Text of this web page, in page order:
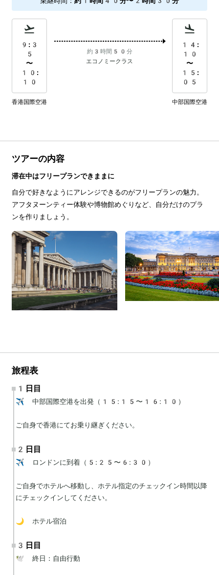
9:3
5
〜
10:
10
約3時間50分
エコノミークラス
14:
10
〜
15:
05
香港国際空港 中部国際空港
ツアーの内容
滞在中はフリープランできままに
自分で好きなようにアレンジできるのがフリープランの魅力。
アフタヌーンティー体験や博物館めぐりなど、自分だけのプラ
ンを作りましょう。
旅程表
1日目
✈️ 中部国際空港を出発（15:15〜16:10）
ご自身で香港にてお乗り継ぎください。
2日目
✈️ ロンドンに到着（5:25〜6:30）
ご自身でホテルへ移動し、ホテル指定のチェックイン時間以降
にチェックインしてください。
🌙 ホテル宿泊
3日目
🕊 終日：自由行動